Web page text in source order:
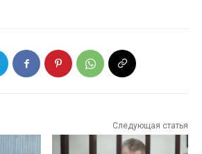
Следующая статья